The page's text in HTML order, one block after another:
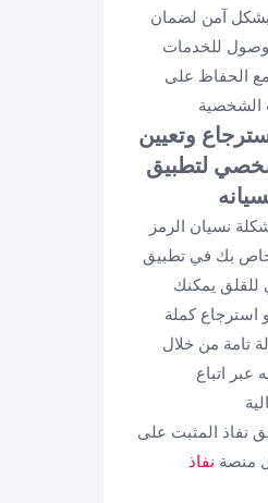
بشكل آمن لضمان
للخدمات
الحفاظ على
الشخصية
وتعيين
لتطبيق
نسيان الرمز
بك في تطبيق
للقلق يمكنك
و استرجاع كملة
تامة من خلال
عبر اتباع
نفاذ المثبت على
منصة نفاذ